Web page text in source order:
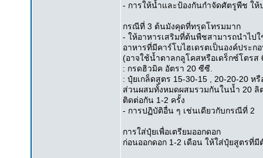
- การให้น้ำและป้องกันกำจัดศัตรูพืช ใ
กรณีที่ 3 ต้นมังคุดที่ทรุดโทรมมาก
- ให้อาหารเสริมที่ต้นพืชสามารถนำไป
อาหารที่มีคาร์โบไฮเดรตเป็นองค์ประ
(อาจใช้น้ำตาลกลูโคสหรือเดร็กซ์โตรส
: กรดฮิวมิค อัตรา 20 ซีซี.
: ปุ๋ยเกล็ดสูตร 15-30-15 , 20-20-20
ส่วนผสมทั้งหมดผสมรวมกันในน้ำ 20 ลิ
ติดต่อกัน 1-2 ครั้ง
- การปฏิบัติอื่น ๆ เช่นเดียวกับกรณีที่ 2
การใส่ปุ๋ยเพื่อเตรียมออกดอก
ก่อนออกดอก 1-2 เดือน ให้ใส่ปุ๋ยสูตรที่